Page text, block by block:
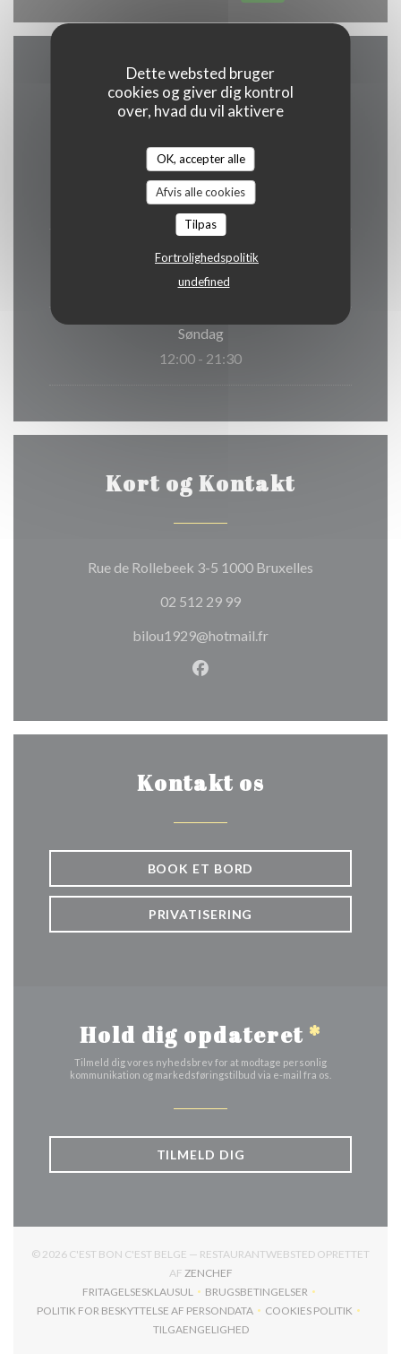
Dette websted bruger
cookies og giver dig kontrol
over, hvad du vil aktivere
OK, accepter alle
Afvis alle cookies
Tilpas
Fortrolighedspolitik
undefined
Åbningstider
Man-Ons
Lukket
Tor-Lor
12:00 - 22:30
Søndag
12:00 - 21:30
Kort og Kontakt
Rue de Rollebeek 3-5 1000 Bruxelles
02 512 29 99
bilou1929@hotmail.fr
Facebook ((åbner i et nyt
Kontakt os
BOOK ET BORD
PRIVATISERING
Hold dig opdateret *
Tilmeld dig vores nyhedsbrev for at modtage personlig
kommunikation og markedsføringstilbud via e-mail fra os.
TILMELD DIG
© 2026 C'EST BON C'EST BELGE — RESTAURANTWEBSTED OPRETTET
AF ZENCHEF((ÅBNER I ET NYT VINDUE))
FRITAGELSESKLAUSUL
((ÅBNER I ET NYT VINDUE))
BRUGSBETINGELSER
((ÅBNER I ET NYT VINDUE))
POLITIK FOR BESKYTTELSE AF PERSONDATA
((ÅBNER I ET NYT VINDUE))
COOKIES POLITIK
((ÅBNER I ET
TILGAENGELIGHED
((ÅBNER I ET NYT VINDUE))